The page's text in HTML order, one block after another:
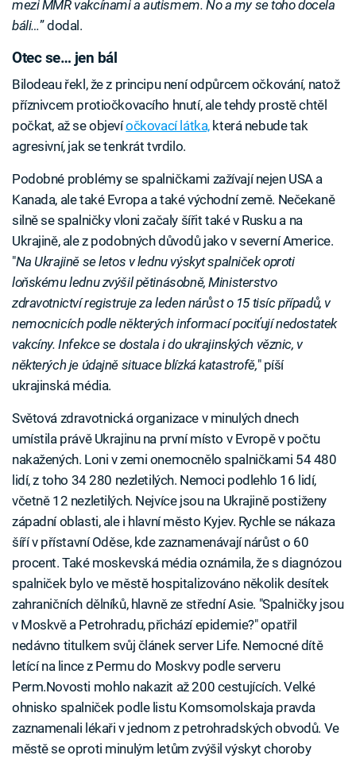
mezi MMR vakcínami a autismem. No a my se toho docela
báli…” dodal.
Otec se… jen bál
Bilodeau řekl, že z principu není odpůrcem očkování, natož
příznivcem protiočkovacího hnutí, ale tehdy prostě chtěl
počkat, až se objevíočkovací látka,která nebude tak
agresivní, jak se tenkrát tvrdilo.
Podobné problémy se spalničkami zažívají nejen USA a
Kanada, ale také Evropa a také východní země. Nečekaně
silně se spalničky vloni začaly šířit také v Rusku a na
Ukrajině, ale z podobných důvodů jako v severní Americe.
"Na Ukrajině se letos v lednu výskyt spalniček oproti
loňskému lednu zvýšil pětinásobně, Ministerstvo
zdravotnictví registruje za leden nárůst o 15 tisíc případů, v
nemocnicích podle některých informací pociťují nedostatek
vakcíny. Infekce se dostala i do ukrajinských věznic, v
některých je údajně situace blízká katastrofě," píší
ukrajinská média.
Světová zdravotnická organizace v minulých dnech
umístila právě Ukrajinu na první místo v Evropě v počtu
nakažených. Loni v zemi onemocnělo spalničkami 54 480
lidí, z toho 34 280 nezletilých. Nemoci podlehlo 16 lidí,
včetně 12 nezletilých. Nejvíce jsou na Ukrajině postiženy
západní oblasti, ale i hlavní město Kyjev. Rychle se nákaza
šíří v přístavní Oděse, kde zaznamenávají nárůst o 60
procent. Také moskevská média oznámila, že s diagnózou
spalniček bylo ve městě hospitalizováno několik desítek
zahraničních dělníků, hlavně ze střední Asie. "Spalničky jsou
v Moskvě a Petrohradu, přichází epidemie?" opatřil
nedávno titulkem svůj článek server Life. Nemocné dítě
letící na lince z Permu do Moskvy podle serveru
Perm.Novosti mohlo nakazit až 200 cestujících. Velké
ohnisko spalniček podle listu Komsomolskaja pravda
zaznamenali lékaři v jednom z petrohradských obvodů. Ve
městě se oproti minulým letům zvýšil výskyt choroby